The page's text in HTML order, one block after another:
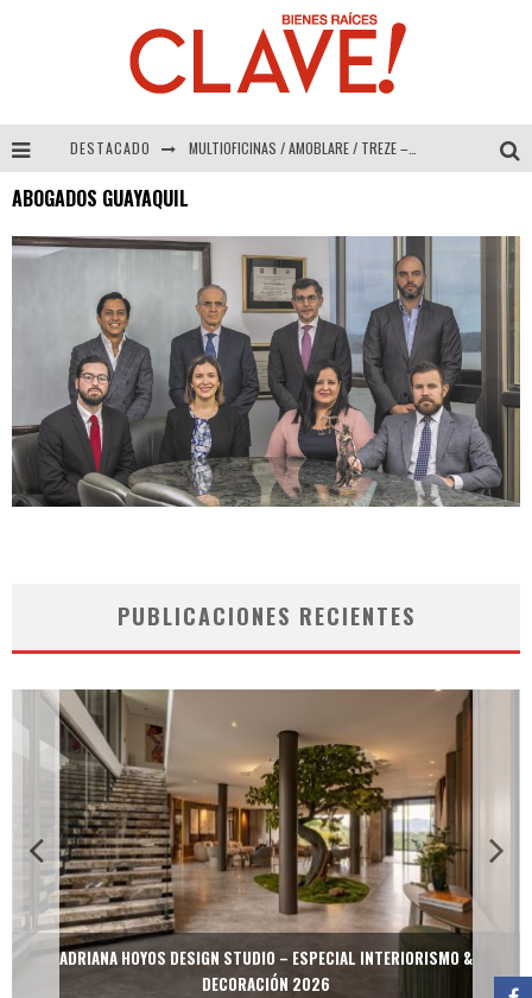
DESTACADO MULTIOFICINAS / AMOBLARE / TREZE – Especial Interiorismo & Decoración 2026
COLINEAL – Especial Interiorismo & Decoración 2026
ADRIANA HOYOS DESIGN STUDIO – Especial Interiorismo & Decoración 2026
ABOGADOS GUAYAQUIL
PUBLICACIONES RECIENTES
ADRIANA HOYOS DESIGN STUDIO – ESPECIAL INTERIORISMO &
DECORACIÓN 2026